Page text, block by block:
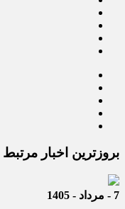
بروزترین اخبار مرتبط
7 - مرداد - 1405